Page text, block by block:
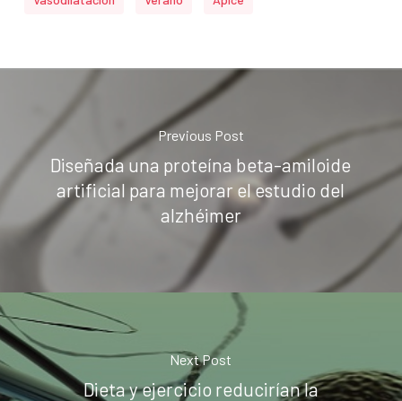
Previous Post
Diseñada una proteína beta-amiloide
artificial para mejorar el estudio del
alzhéimer
Next Post
Dieta y ejercicio reducirían la